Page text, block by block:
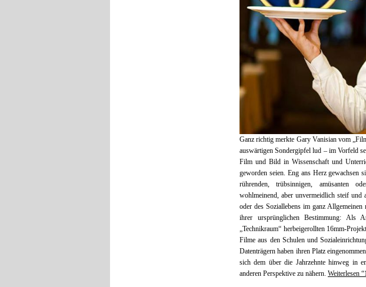
Ganz richtig merkte Gary Vanisian vom
auswärtigen Sondergipfel lud – im Vorfeld
Film und Bild in Wissenschaft und
geworden seien. Eng ans Herz gewachsen
rührenden, trübsinnigen, amüsanten
wohlmeinend, aber unvermeidlich steif
oder des Soziallebens im ganz
ihrer ursprünglichen Bestimmung: Als
„Technikraum“ herbeigerollten 16mm-
Filme aus den Schulen und
Datenträgern haben ihren Platz
sich dem über die Jahrzehnte hinweg in
anderen Perspektive zu nähern. Weiterlesen